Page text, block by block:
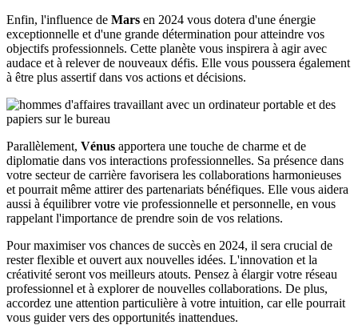
Enfin, l'influence de Mars en 2024 vous dotera d'une énergie
exceptionnelle et d'une grande détermination pour atteindre vos
objectifs professionnels. Cette planète vous inspirera à agir avec
audace et à relever de nouveaux défis. Elle vous poussera également
à être plus assertif dans vos actions et décisions.
Parallèlement, Vénus apportera une touche de charme et de
diplomatie dans vos interactions professionnelles. Sa présence dans
votre secteur de carrière favorisera les collaborations harmonieuses
et pourrait même attirer des partenariats bénéfiques. Elle vous aidera
aussi à équilibrer votre vie professionnelle et personnelle, en vous
rappelant l'importance de prendre soin de vos relations.
Pour maximiser vos chances de succès en 2024, il sera crucial de
rester flexible et ouvert aux nouvelles idées. L'innovation et la
créativité seront vos meilleurs atouts. Pensez à élargir votre réseau
professionnel et à explorer de nouvelles collaborations. De plus,
accordez une attention particulière à votre intuition, car elle pourrait
vous guider vers des opportunités inattendues.